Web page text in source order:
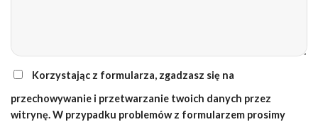
Korzystając z formularza, zgadzasz się na
przechowywanie i przetwarzanie twoich danych przez
witrynę. W przypadku problemów z formularzem prosimy